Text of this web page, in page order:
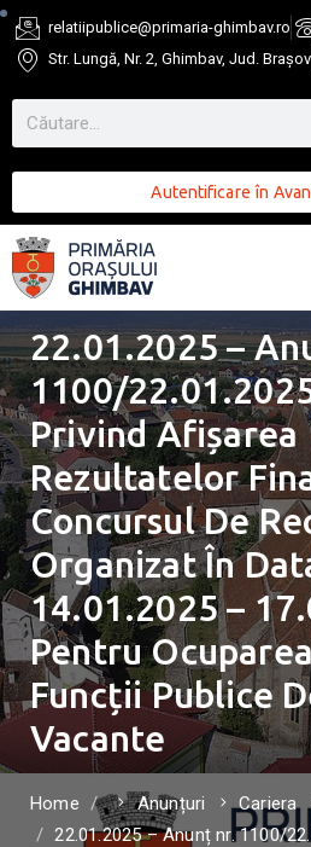
relatiipublice@primaria-ghimbav.ro
Str. Lungă, Nr. 2, Ghimbav, Jud. Brașov
Autentificare în
22.01.2025 –
1100/
Privind Afișarea
Rezultatelor
Concursul De
Organizat În
14.01.2025 –
Pentru
Funcții Publice
Vacante
Home Anunțuri
Cariera
22.01.2025 – Anunț nr. 1100/